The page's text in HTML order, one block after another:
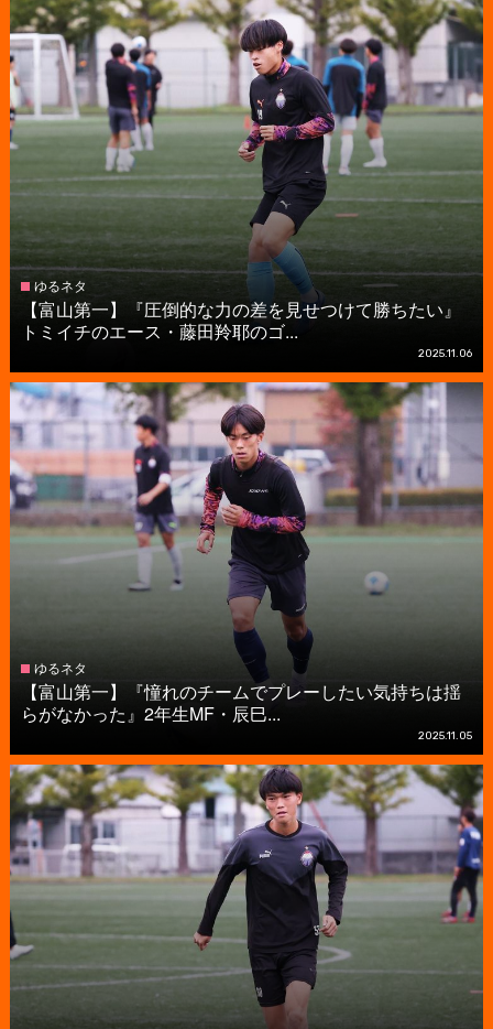
ゆるネタ
【富山第一】『圧倒的な力の差を見せつけて勝ちたい』
トミイチのエース・藤田羚耶のゴ...
2025.11.06
ゆるネタ
【富山第一】『憧れのチームでプレーしたい気持ちは揺
らがなかった』2年生MF・辰巳...
2025.11.05